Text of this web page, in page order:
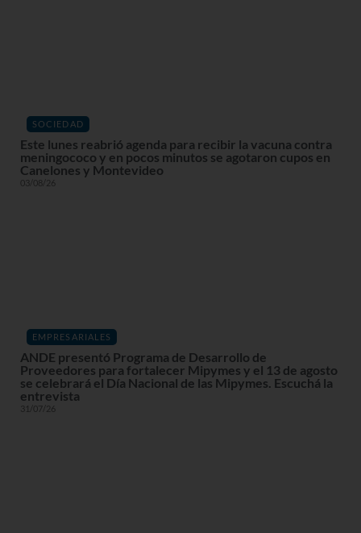
SOCIEDAD
Este lunes reabrió agenda para recibir la vacuna contra
meningococo y en pocos minutos se agotaron cupos en
Canelones y Montevideo
03/08/26
EMPRESARIALES
ANDE presentó Programa de Desarrollo de
Proveedores para fortalecer Mipymes y el 13 de agosto
se celebrará el Día Nacional de las Mipymes. Escuchá la
entrevista
31/07/26